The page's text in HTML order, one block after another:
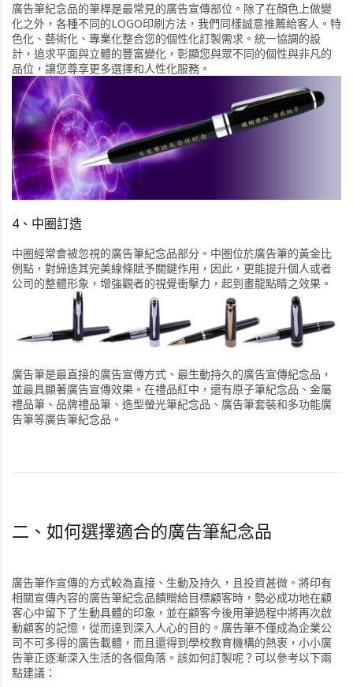
廣告筆紀念品的筆桿是最常見的廣告宣傳部位。除了在顏色上做變
化之外，各種不同的LOGO印刷方法，我們同樣誠意推薦給客人。特
色化、藝術化、專業化整合您的個性化訂製需求。統一協調的設
計，追求平面與立體的豐富變化，彰顯您與眾不同的個性與非凡的
品位，讓您尊享更多選擇和人性化服務。
4、中圈訂造
中圈經常會被忽視的廣告筆紀念品部分。中圈位於廣告筆的黃金比
例點，對締造其完美線條賦予關鍵作用，因此，更能提升個人或者
公司的整體形象，增強觀者的視覺衝擊力，起到畫龍點睛之效果。
廣告筆是最直接的廣告宣傳方式、最生動持久的廣告宣傳紀念品，
並最具顯著廣告宣傳效果。在禮品紅中，還有原子筆紀念品、金屬
禮品筆、品牌禮品筆、造型螢光筆紀念品、廣告筆套裝和多功能廣
告筆等廣告筆紀念品。
二、如何選擇適合的廣告筆紀念品
廣告筆作宣傳的方式較為直接、生動及持久，且投資甚微。將印有
相關宣傳內容的廣告筆紀念品饋贈給目標顧客時，勢必成功地在顧
客心中留下了生動具體的印象，並在顧客今後用筆過程中將再次啟
動顧客的記憶，從而達到深入人心的目的。廣告筆不僅成為企業公
司不可多得的廣告載體，而且還得到學校教育機構的熱衷，小小廣
告筆正逐漸深入生活的各個角落。該如何訂製呢？可以參考以下兩
點建議：